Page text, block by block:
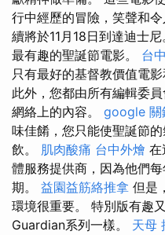
行中經歷的冒險，笑聲和
續將於11月18日到達迪士
最有趣的聖誕節電影。 台
只有最好的基督教價值電
此外，您都由所有編輯委
網絡上的內容。 google 關
味佳餚，您只能使聖誕節
飲。 肌肉酸痛 台中外燴 在
體服務提供商，因為他們
期。 益園益筋絡推拿 但是
環境很重要。 特別版有趣
Guardian系列一樣。 天母